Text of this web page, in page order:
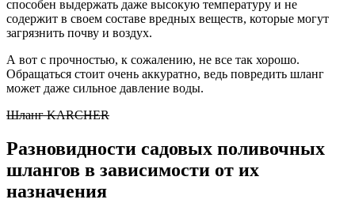
способен выдержать даже высокую температуру и не
содержит в своем составе вредных веществ, которые могут
загрязнить почву и воздух.
А вот с прочностью, к сожалению, не все так хорошо.
Обращаться стоит очень аккуратно, ведь повредить шланг
может даже сильное давление воды.
Шланг KARCHER
Разновидности садовых поливочных
шлангов в зависимости от их
назначения